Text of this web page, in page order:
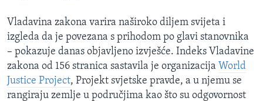
Jezici
Vladavina zakona varira naširoko diljem svijeta i
izgleda da je povezana s prihodom po glavi stanovnika
– pokazuje danas objavljeno izvješće. Indeks Vladavine
zakona od 156 stranica sastavila je organizacija World
Justice Project, Projekt svjetske pravde, a u njemu se
rangiraju zemlje u područjima kao što su odgovornost